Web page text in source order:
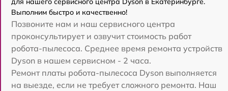
Выполним быстро и качественно!
Позвоните нам и наш сервисного центра
проконсультирует и озвучит стоимость работ
робота-пылесоса. Среднее время ремонта устройств
Dyson в нашем сервисном - 2 часа.
Ремонт платы робота-пылесоса Dyson выполняется
на выезде, если не требует сложного ремонта. Наш